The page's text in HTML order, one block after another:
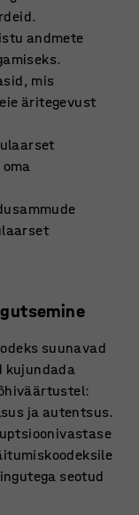
andmete
mis
äritegevust
suunavad
kujundada
ja autentsus.
seotud